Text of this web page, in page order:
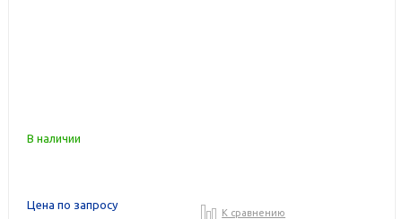
В наличии
Цена по запросу
К сравнению